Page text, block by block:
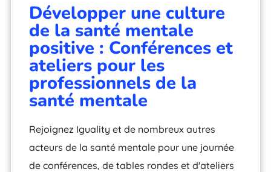
Développer une culture
de la santé mentale
positive : Conférences et
ateliers pour les
professionnels de la
santé mentale
Rejoignez Iguality et de nombreux autres
acteurs de la santé mentale pour une journée
de conférences, de tables rondes et d'ateliers